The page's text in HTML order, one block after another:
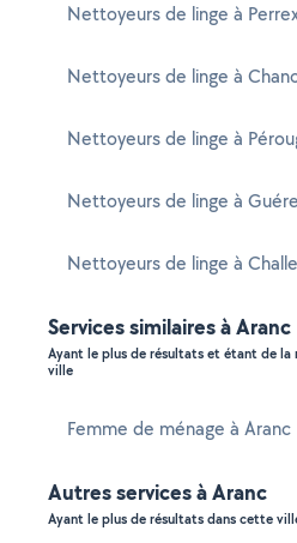
Nettoyeurs de linge à
Nettoyeurs de linge à
Nettoyeurs de linge à
Nettoyeurs de linge à
Nettoyeurs de linge à
Services similaires à Aranc
Ayant le plus de résultats et étant de
ville
Femme de ménage à Aranc
Autres services à Aranc
Ayant le plus de résultats dans cette